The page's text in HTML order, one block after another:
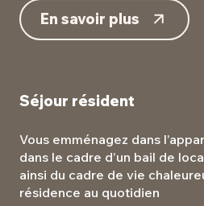
En savoir plus
Séjour résident
Vous emménagez dans
dans le cadre d’un bail de
ainsi du cadre de vie
résidence au quotidien